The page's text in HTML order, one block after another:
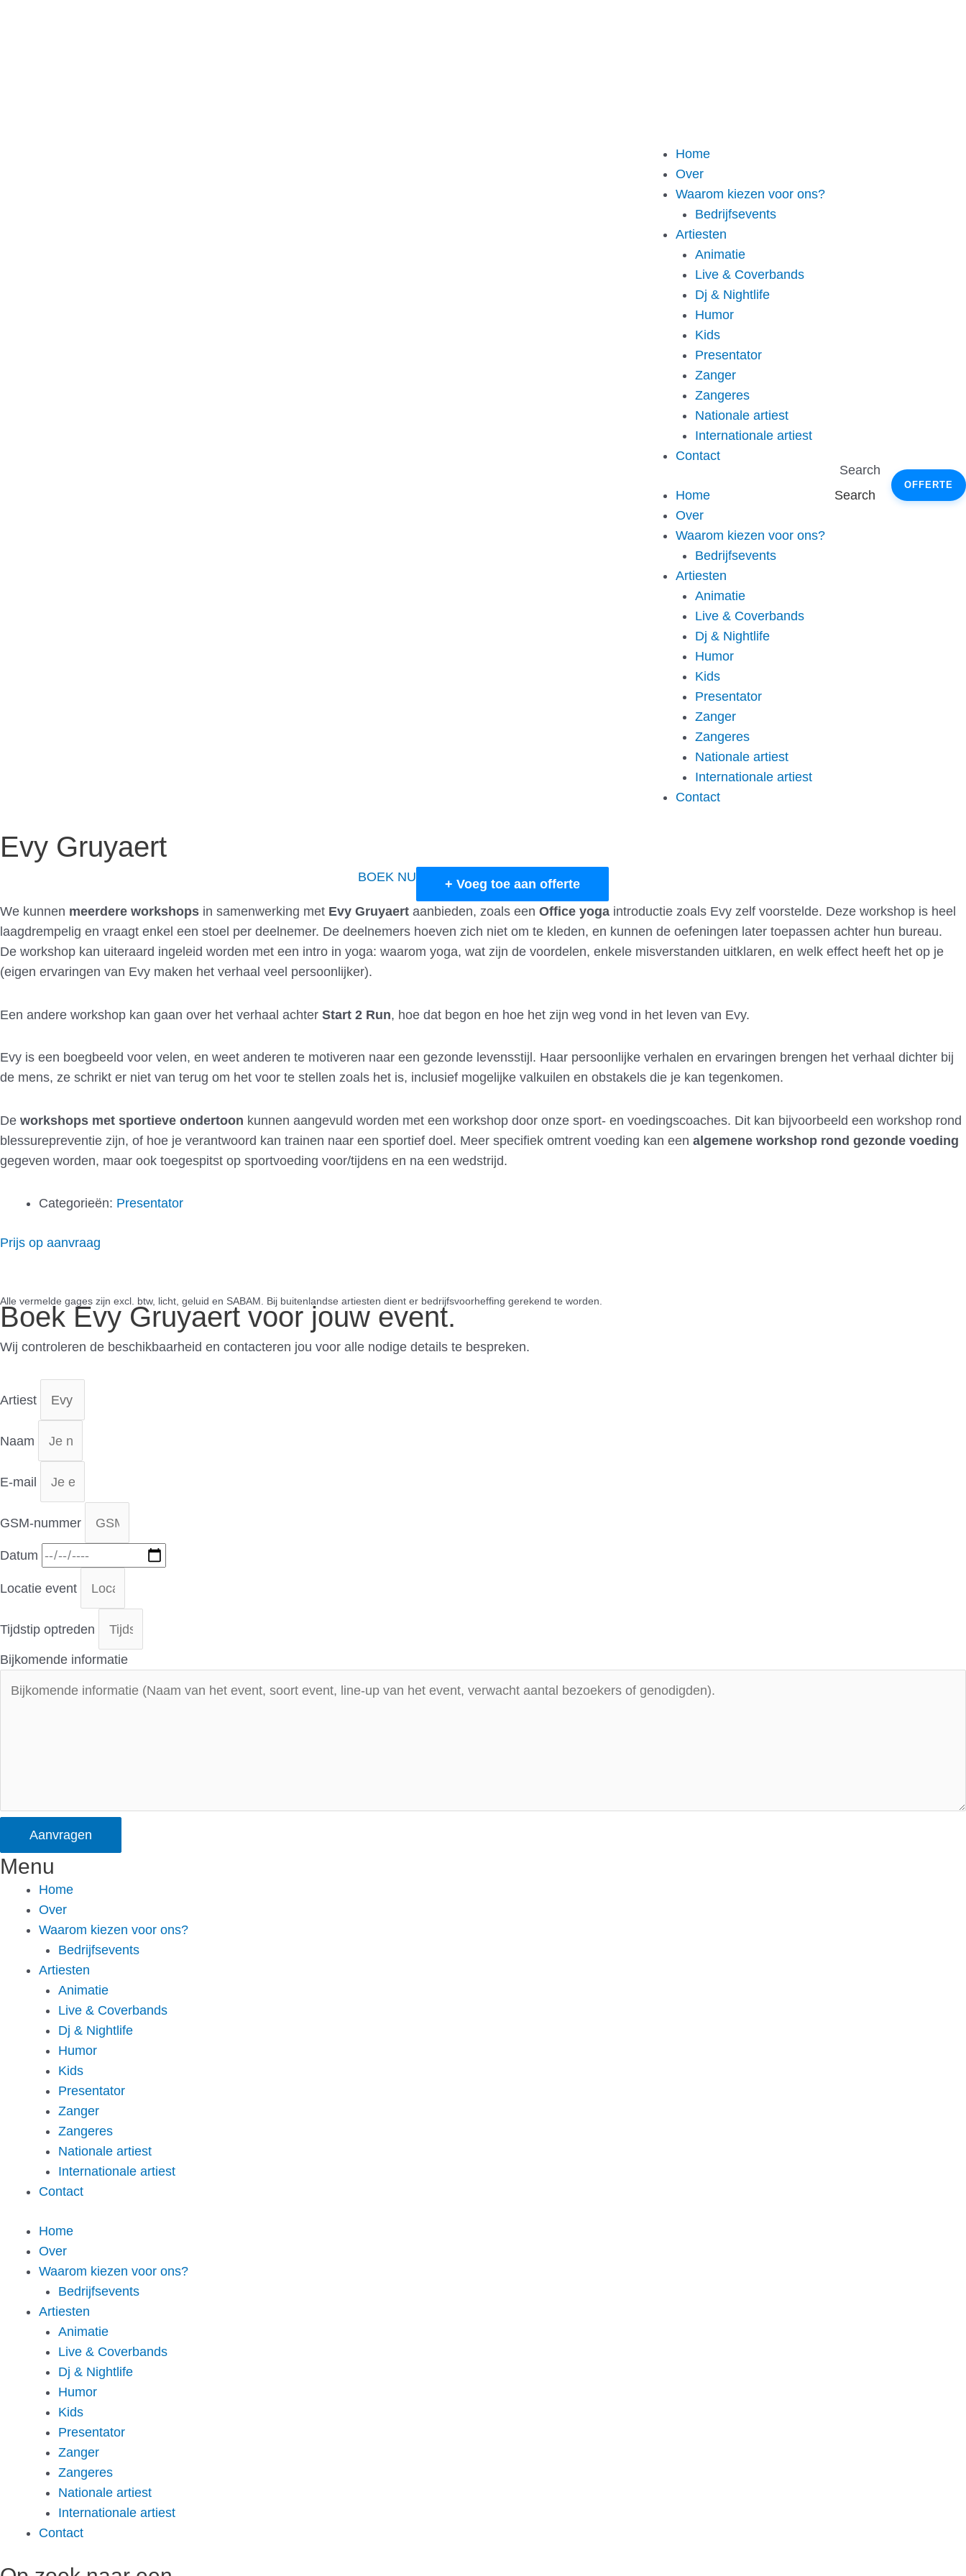
Home
Over
Waarom kiezen voor ons?
Bedrijfsevents
Artiesten
Animatie
Live & Coverbands
Dj & Nightlife
Humor
Kids
Presentator
Zanger
Zangeres
Nationale artiest
Internationale artiest
Contact
Home
Over
Waarom kiezen voor ons?
Bedrijfsevents
Artiesten
Animatie
Live & Coverbands
Dj & Nightlife
Humor
Kids
Presentator
Zanger
Zangeres
Nationale artiest
Internationale artiest
Contact
OFFERTE
Search
Search
Evy Gruyaert
BOEK NU
+ Voeg toe aan offerte
We kunnen meerdere workshops in samenwerking met Evy Gruyaert aanbieden, zoals een Office yoga introductie zoals Evy zelf voorstelde. Deze workshop is heel
laagdrempelig en vraagt enkel een stoel per deelnemer. De deelnemers hoeven zich niet om te kleden, en kunnen de oefeningen later toepassen achter hun bureau.
De workshop kan uiteraard ingeleid worden met een intro in yoga: waarom yoga, wat zijn de voordelen, enkele misverstanden uitklaren, en welk effect heeft het op je
(eigen ervaringen van Evy maken het verhaal veel persoonlijker).
Een andere workshop kan gaan over het verhaal achter Start 2 Run, hoe dat begon en hoe het zijn weg vond in het leven van Evy.
Evy is een boegbeeld voor velen, en weet anderen te motiveren naar een gezonde levensstijl. Haar persoonlijke verhalen en ervaringen brengen het verhaal dichter bij
de mens, ze schrikt er niet van terug om het voor te stellen zoals het is, inclusief mogelijke valkuilen en obstakels die je kan tegenkomen.
De workshops met sportieve ondertoon kunnen aangevuld worden met een workshop door onze sport- en voedingscoaches. Dit kan bijvoorbeeld een workshop rond
blessurepreventie zijn, of hoe je verantwoord kan trainen naar een sportief doel. Meer specifiek omtrent voeding kan een algemene workshop rond gezonde voeding
gegeven worden, maar ook toegespitst op sportvoeding voor/tijdens en na een wedstrijd.
Categorieën: Presentator
Prijs op aanvraag
Boek Evy Gruyaert voor jouw event.
Wij controleren de beschikbaarheid en contacteren jou voor alle nodige details te bespreken.
Artiest
Naam
E-mail
GSM-nummer
Datum
Locatie event
Tijdstip optreden
Bijkomende informatie
Aanvragen
Menu
Home
Over
Waarom kiezen voor ons?
Bedrijfsevents
Artiesten
Animatie
Live & Coverbands
Dj & Nightlife
Humor
Kids
Presentator
Zanger
Zangeres
Nationale artiest
Internationale artiest
Contact
Home
Over
Waarom kiezen voor ons?
Bedrijfsevents
Artiesten
Animatie
Live & Coverbands
Dj & Nightlife
Humor
Kids
Presentator
Zanger
Zangeres
Nationale artiest
Internationale artiest
Contact